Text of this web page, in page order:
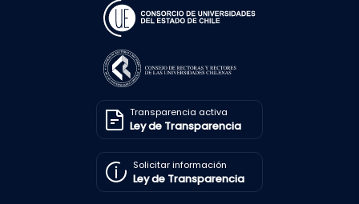
Transparencia activa
Ley de Transparencia
Solicitar información
Ley de Transparencia